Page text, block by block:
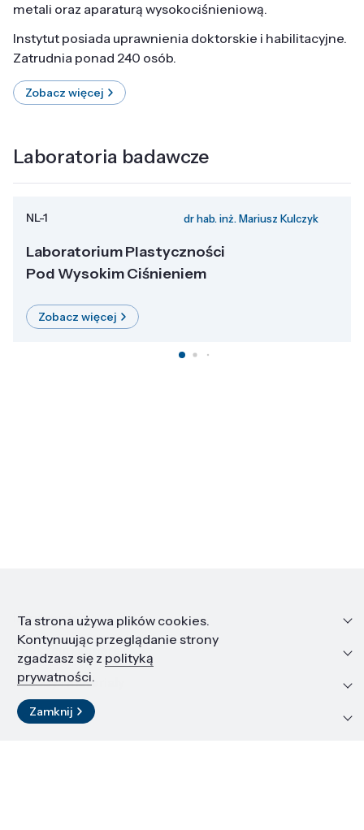
metali oraz aparaturą wysokociśnieniową.
Instytut posiada uprawnienia doktorskie i habilitacyjne.
Zatrudnia ponad 240 osób.
Zobacz więcej
Laboratoria badawcze
NL-1 dr hab. inż. Mariusz Kulczyk
Laboratorium Plastyczności
Pod Wysokim Ciśnieniem
Zobacz więcej
Informacje
Edukacja i kariera
Zasoby i materiały
Kontakt
Ta strona używa plików cookies.
Kontynuując przeglądanie strony
zgadzasz się z polityką
prywatności.
Zamknij